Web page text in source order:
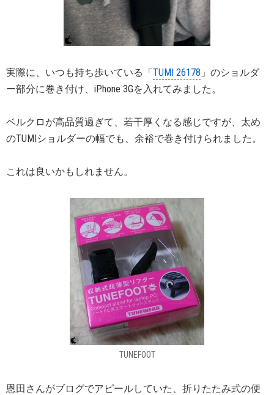
実際に、いつも持ち歩いている「TUMI 26178 」のショルダ
ー部分に巻き付け、iPhone 3Gを入れてみました。
ベルクロが高品質過ぎて、若干厚くなる感じですが、太め
のTUMIショルダーの幅でも、余裕で巻き付けられました。
これは良いかもしれません。
TUNEFOOT
恩田さんがブログでアピールしていた、折りたたみ式の便